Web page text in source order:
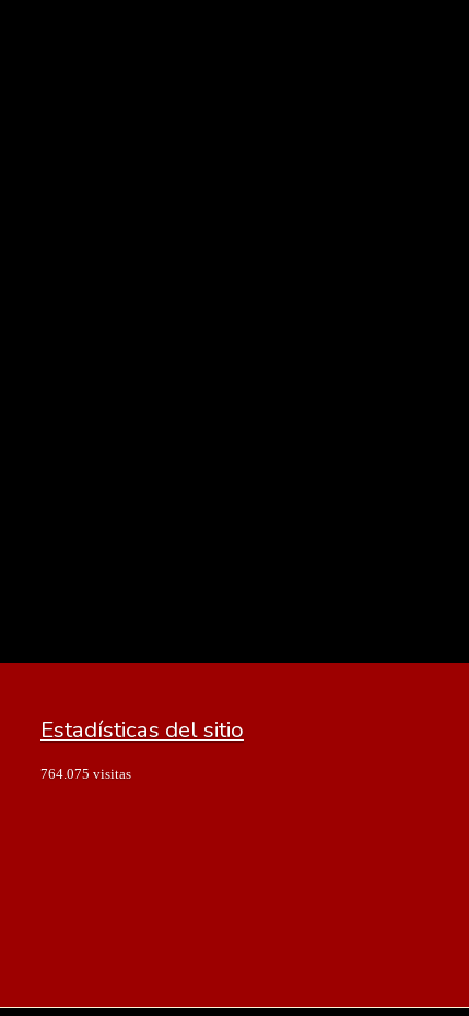
Estadísticas del sitio
764.075 visitas